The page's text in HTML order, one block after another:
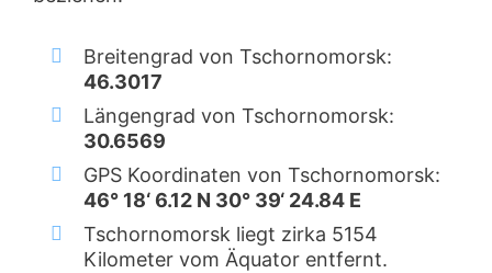
Breitengrad von Tschornomorsk:
46.3017
Längengrad von Tschornomorsk:
30.6569
GPS Koordinaten von Tschornomorsk:
46° 18‘ 6.12 N 30° 39‘ 24.84 E
Tschornomorsk liegt zirka 5154
Kilometer vom Äquator entfernt.